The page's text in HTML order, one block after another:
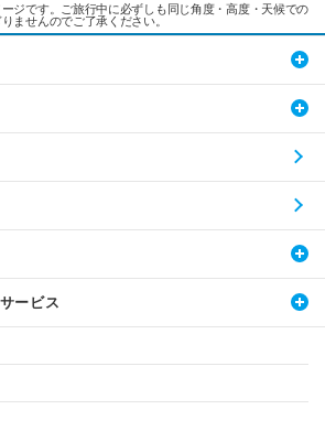
ジです。ご旅行中に必ずしも同じ角度・高度・天候での
ませんのでご了承ください。
ービス